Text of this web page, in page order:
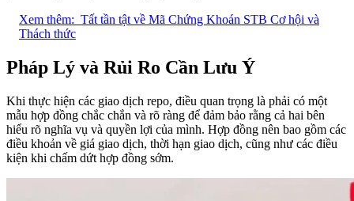
Xem thêm: Tất tần tật về Mã Chứng Khoán STB Cơ hội và
Thách thức
Pháp Lý và Rủi Ro Cần Lưu Ý
Khi thực hiện các giao dịch repo, điều quan trọng là phải có một
mẫu hợp đồng chắc chắn và rõ ràng để đảm bảo rằng cả hai bên
hiểu rõ nghĩa vụ và quyền lợi của mình. Hợp đồng nên bao gồm các
điều khoản về giá giao dịch, thời hạn giao dịch, cũng như các điều
kiện khi chấm dứt hợp đồng sớm.